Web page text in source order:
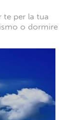
te per la tua
o dormire